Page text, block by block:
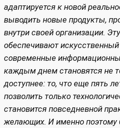
адаптируется к новой
выводить новые продукты,
внутри своей организации.
обеспечивают искусственный
современные
каждым днем становятся не
доступнее: то, что еще пять
позволить только
становится повседневной
желающих. И именно поэтому